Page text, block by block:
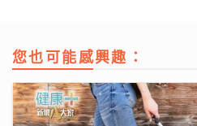
您也可能感興趣：